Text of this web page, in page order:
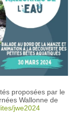
proposées par le
Wallonne de
jwe2024